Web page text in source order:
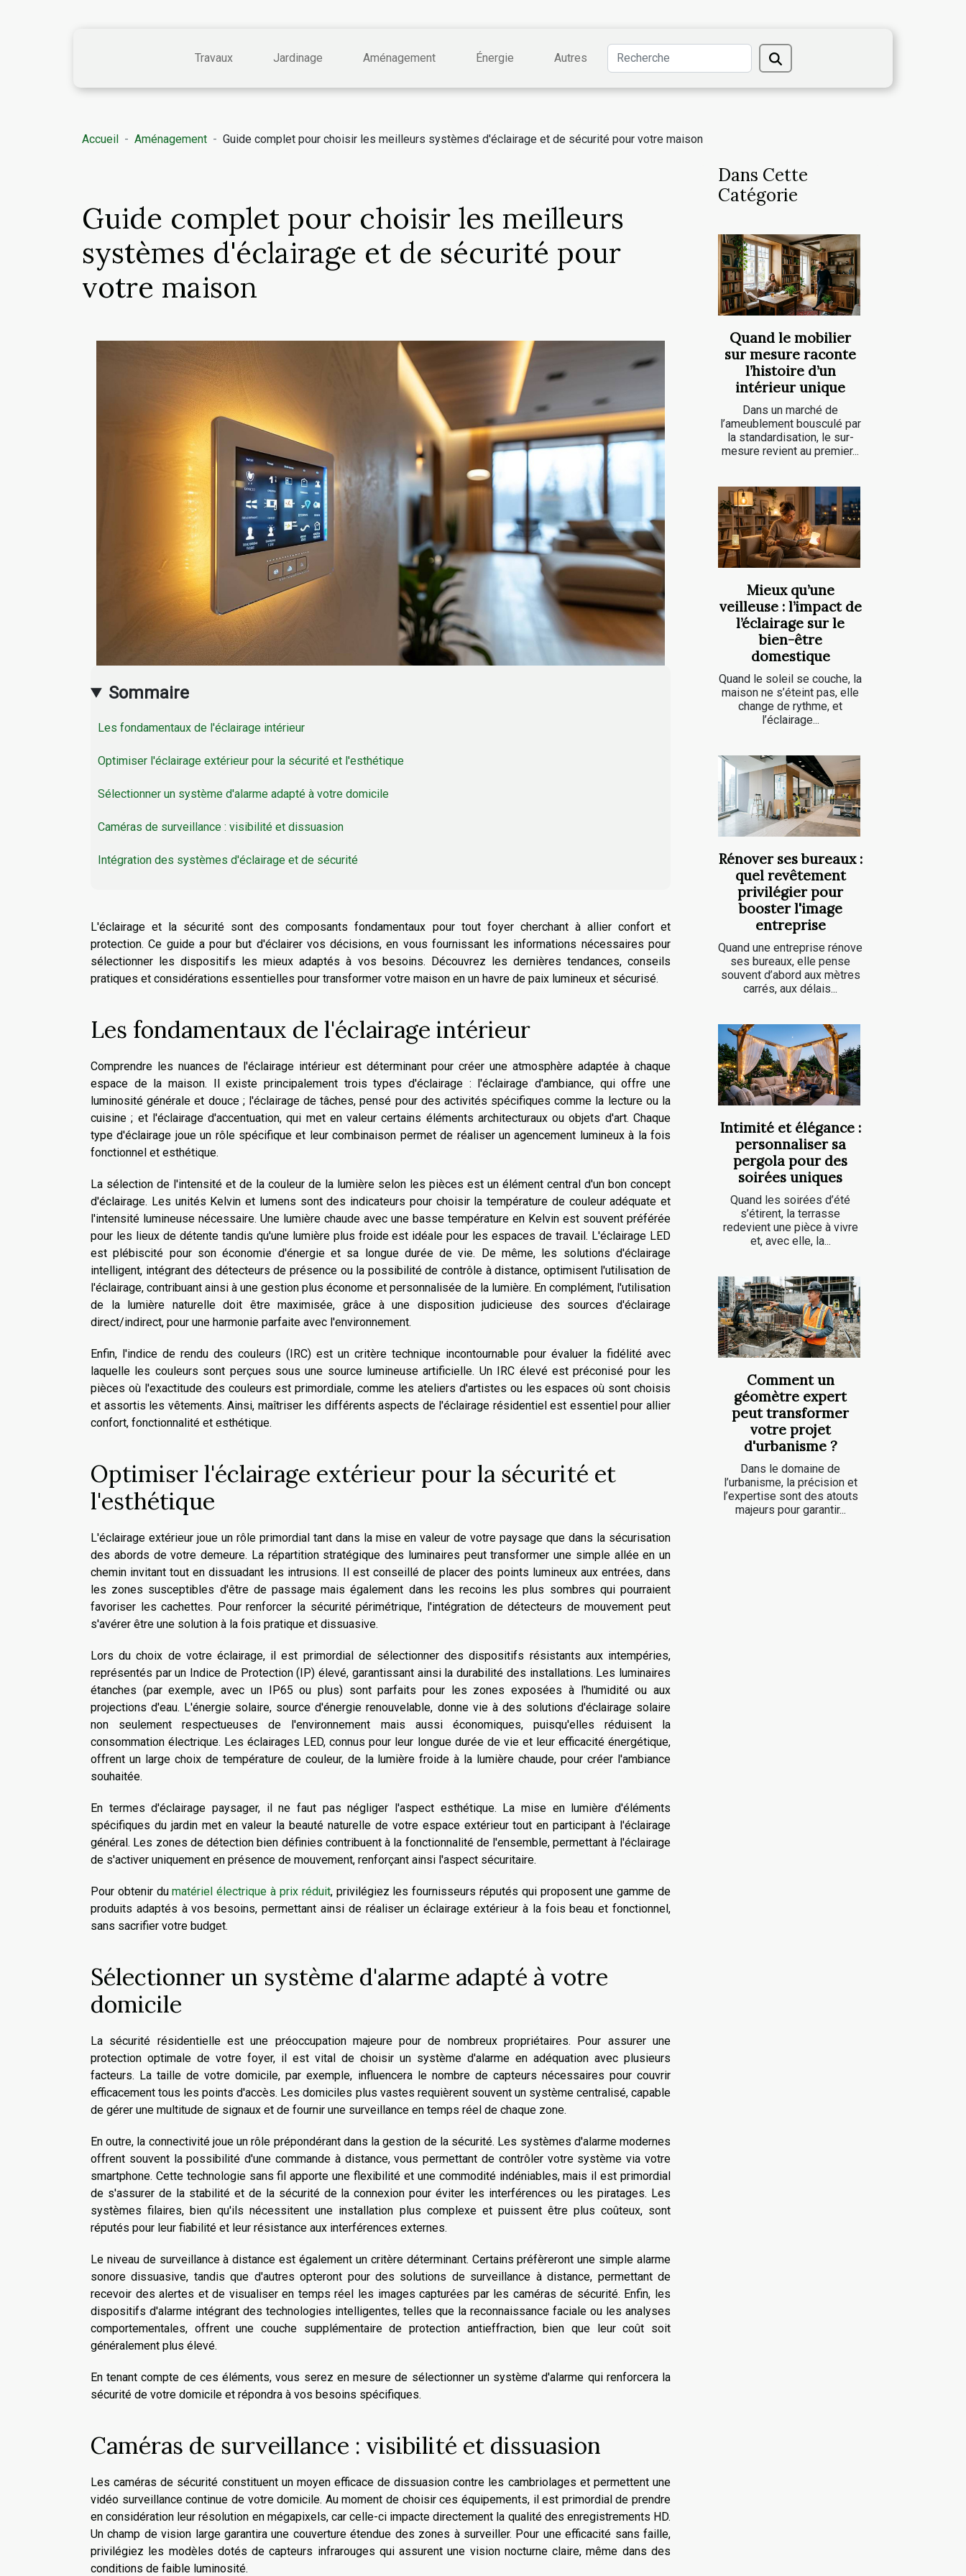
Travaux Jardinage Aménagement Énergie Autres
Accueil Aménagement Guide complet pour choisir les meilleurs systèmes d'éclairage et de sécurité pour votre maison
Guide complet pour choisir les meilleurs
systèmes d'éclairage et de sécurité pour
votre maison
Sommaire
Les fondamentaux de l'éclairage intérieur
Optimiser l'éclairage extérieur pour la sécurité et l'esthétique
Sélectionner un système d'alarme adapté à votre domicile
Caméras de surveillance : visibilité et dissuasion
Intégration des systèmes d'éclairage et de sécurité
L'éclairage et la sécurité sont des composants fondamentaux pour tout foyer cherchant à allier confort et
protection. Ce guide a pour but d'éclairer vos décisions, en vous fournissant les informations nécessaires pour
sélectionner les dispositifs les mieux adaptés à vos besoins. Découvrez les dernières tendances, conseils
pratiques et considérations essentielles pour transformer votre maison en un havre de paix lumineux et sécurisé.
Les fondamentaux de l'éclairage intérieur
Comprendre les nuances de l'éclairage intérieur est déterminant pour créer une atmosphère adaptée à chaque
espace de la maison. Il existe principalement trois types d'éclairage : l'éclairage d'ambiance, qui offre une
luminosité générale et douce ; l'éclairage de tâches, pensé pour des activités spécifiques comme la lecture ou la
cuisine ; et l'éclairage d'accentuation, qui met en valeur certains éléments architecturaux ou objets d'art. Chaque
type d'éclairage joue un rôle spécifique et leur combinaison permet de réaliser un agencement lumineux à la fois
fonctionnel et esthétique.
La sélection de l'intensité et de la couleur de la lumière selon les pièces est un élément central d'un bon concept
d'éclairage. Les unités Kelvin et lumens sont des indicateurs pour choisir la température de couleur adéquate et
l'intensité lumineuse nécessaire. Une lumière chaude avec une basse température en Kelvin est souvent préférée
pour les lieux de détente tandis qu'une lumière plus froide est idéale pour les espaces de travail. L'éclairage LED
est plébiscité pour son économie d'énergie et sa longue durée de vie. De même, les solutions d'éclairage
intelligent, intégrant des détecteurs de présence ou la possibilité de contrôle à distance, optimisent l'utilisation de
l'éclairage, contribuant ainsi à une gestion plus économe et personnalisée de la lumière. En complément, l'utilisation
de la lumière naturelle doit être maximisée, grâce à une disposition judicieuse des sources d'éclairage
direct/indirect, pour une harmonie parfaite avec l'environnement.
Enfin, l'indice de rendu des couleurs (IRC) est un critère technique incontournable pour évaluer la fidélité avec
laquelle les couleurs sont perçues sous une source lumineuse artificielle. Un IRC élevé est préconisé pour les
pièces où l'exactitude des couleurs est primordiale, comme les ateliers d'artistes ou les espaces où sont choisis
et assortis les vêtements. Ainsi, maîtriser les différents aspects de l'éclairage résidentiel est essentiel pour allier
confort, fonctionnalité et esthétique.
Optimiser l'éclairage extérieur pour la sécurité et
l'esthétique
L'éclairage extérieur joue un rôle primordial tant dans la mise en valeur de votre paysage que dans la sécurisation
des abords de votre demeure. La répartition stratégique des luminaires peut transformer une simple allée en un
chemin invitant tout en dissuadant les intrusions. Il est conseillé de placer des points lumineux aux entrées, dans
les zones susceptibles d'être de passage mais également dans les recoins les plus sombres qui pourraient
favoriser les cachettes. Pour renforcer la sécurité périmétrique, l'intégration de détecteurs de mouvement peut
s'avérer être une solution à la fois pratique et dissuasive.
Lors du choix de votre éclairage, il est primordial de sélectionner des dispositifs résistants aux intempéries,
représentés par un Indice de Protection (IP) élevé, garantissant ainsi la durabilité des installations. Les luminaires
étanches (par exemple, avec un IP65 ou plus) sont parfaits pour les zones exposées à l'humidité ou aux
projections d'eau. L'énergie solaire, source d'énergie renouvelable, donne vie à des solutions d'éclairage solaire
non seulement respectueuses de l'environnement mais aussi économiques, puisqu'elles réduisent la
consommation électrique. Les éclairages LED, connus pour leur longue durée de vie et leur efficacité énergétique,
offrent un large choix de température de couleur, de la lumière froide à la lumière chaude, pour créer l'ambiance
souhaitée.
En termes d'éclairage paysager, il ne faut pas négliger l'aspect esthétique. La mise en lumière d'éléments
spécifiques du jardin met en valeur la beauté naturelle de votre espace extérieur tout en participant à l'éclairage
général. Les zones de détection bien définies contribuent à la fonctionnalité de l'ensemble, permettant à l'éclairage
de s'activer uniquement en présence de mouvement, renforçant ainsi l'aspect sécuritaire.
Pour obtenir dumatériel électrique à prix réduit, privilégiez les fournisseurs réputés qui proposent une gamme de
produits adaptés à vos besoins, permettant ainsi de réaliser un éclairage extérieur à la fois beau et fonctionnel,
sans sacrifier votre budget.
Sélectionner un système d'alarme adapté à votre
domicile
La sécurité résidentielle est une préoccupation majeure pour de nombreux propriétaires. Pour assurer une
protection optimale de votre foyer, il est vital de choisir un système d'alarme en adéquation avec plusieurs
facteurs. La taille de votre domicile, par exemple, influencera le nombre de capteurs nécessaires pour couvrir
efficacement tous les points d'accès. Les domiciles plus vastes requièrent souvent un système centralisé, capable
de gérer une multitude de signaux et de fournir une surveillance en temps réel de chaque zone.
En outre, la connectivité joue un rôle prépondérant dans la gestion de la sécurité. Les systèmes d'alarme modernes
offrent souvent la possibilité d'une commande à distance, vous permettant de contrôler votre système via votre
smartphone. Cette technologie sans fil apporte une flexibilité et une commodité indéniables, mais il est primordial
de s'assurer de la stabilité et de la sécurité de la connexion pour éviter les interférences ou les piratages. Les
systèmes filaires, bien qu'ils nécessitent une installation plus complexe et puissent être plus coûteux, sont
réputés pour leur fiabilité et leur résistance aux interférences externes.
Le niveau de surveillance à distance est également un critère déterminant. Certains préfèreront une simple alarme
sonore dissuasive, tandis que d'autres opteront pour des solutions de surveillance à distance, permettant de
recevoir des alertes et de visualiser en temps réel les images capturées par les caméras de sécurité. Enfin, les
dispositifs d'alarme intégrant des technologies intelligentes, telles que la reconnaissance faciale ou les analyses
comportementales, offrent une couche supplémentaire de protection antieffraction, bien que leur coût soit
généralement plus élevé.
En tenant compte de ces éléments, vous serez en mesure de sélectionner un système d'alarme qui renforcera la
sécurité de votre domicile et répondra à vos besoins spécifiques.
Caméras de surveillance : visibilité et dissuasion
Les caméras de sécurité constituent un moyen efficace de dissuasion contre les cambriolages et permettent une
vidéo surveillance continue de votre domicile. Au moment de choisir ces équipements, il est primordial de prendre
en considération leur résolution en mégapixels, car celle-ci impacte directement la qualité des enregistrements HD.
Un champ de vision large garantira une couverture étendue des zones à surveiller. Pour une efficacité sans faille,
privilégiez les modèles dotés de capteurs infrarouges qui assurent une vision nocturne claire, même dans des
conditions de faible luminosité.
Dans Cette
Catégorie
Quand le mobilier
sur mesure raconte
l’histoire d’un
intérieur unique
Dans un marché de
l’ameublement bousculé par
la standardisation, le sur-
mesure revient au premier...
Mieux qu’une
veilleuse : l’impact de
l’éclairage sur le
bien-être
domestique
Quand le soleil se couche, la
maison ne s’éteint pas, elle
change de rythme, et
l’éclairage...
Rénover ses bureaux :
quel revêtement
privilégier pour
booster l'image
entreprise
Quand une entreprise rénove
ses bureaux, elle pense
souvent d’abord aux mètres
carrés, aux délais...
Intimité et élégance :
personnaliser sa
pergola pour des
soirées uniques
Quand les soirées d’été
s’étirent, la terrasse
redevient une pièce à vivre
et, avec elle, la...
Comment un
géomètre expert
peut transformer
votre projet
d'urbanisme ?
Dans le domaine de
l’urbanisme, la précision et
l’expertise sont des atouts
majeurs pour garantir...